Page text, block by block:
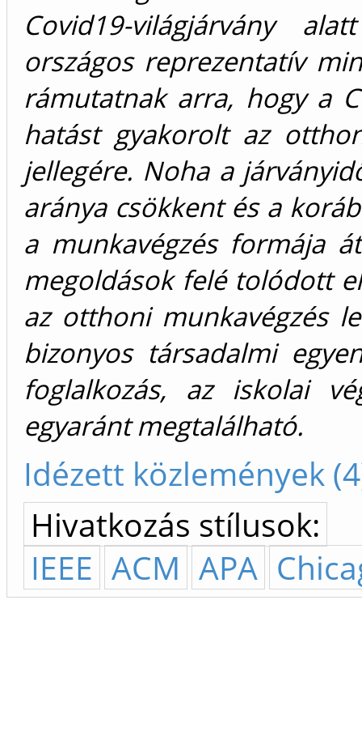
Covid19-világjárvány
országos reprezentatív
rámutatnak arra, hogy a
hatást gyakorolt az
jellegére. Noha a
aránya csökkent és a
a munkavégzés formája
megoldások felé tolódott
az otthoni munkavégzés
bizonyos társadalmi
foglalkozás, az iskolai
egyaránt megtalálható.
Idézett közlemények
Hivatkozás stílusok:
IEEE ACM APA